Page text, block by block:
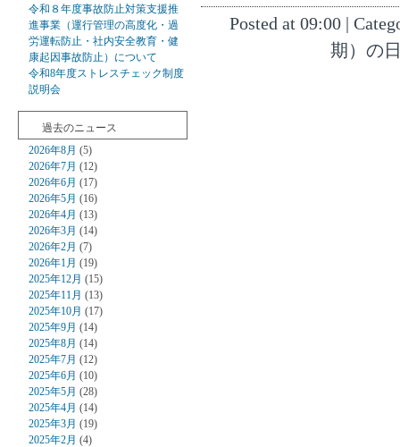
令和８年度事故防止対策支援推
進事業（運行管理の高度化・過
労運転防止・社内安全教育・健
康起因事故防止）について
令和8年度ストレスチェック制度
説明会
過去のニュース
2026年8月 (5)
2026年7月 (12)
2026年6月 (17)
2026年5月 (16)
2026年4月 (13)
2026年3月 (14)
2026年2月 (7)
2026年1月 (19)
2025年12月 (15)
2025年11月 (13)
2025年10月 (17)
2025年9月 (14)
2025年8月 (14)
2025年7月 (12)
2025年6月 (10)
2025年5月 (28)
2025年4月 (14)
2025年3月 (19)
2025年2月 (4)
Posted at 09:00 |
期）の